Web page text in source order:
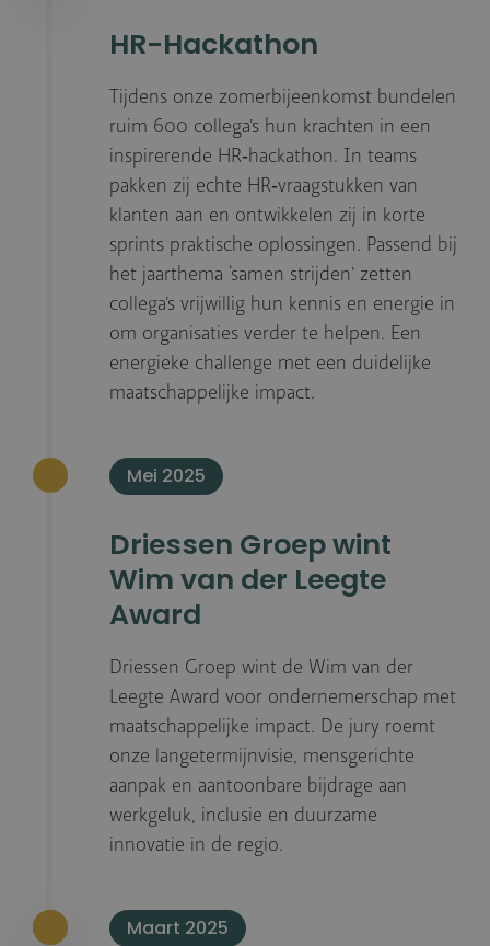
HR-Hackathon
Tijdens onze zomerbijeenkomst bundelen
ruim 600 collega’s hun krachten in een
inspirerende HR‑hackathon. In teams
pakken zij echte HR‑vraagstukken van
klanten aan en ontwikkelen zij in korte
sprints praktische oplossingen. Passend bij
het jaarthema ‘samen strijden’ zetten
collega’s vrijwillig hun kennis en energie in
om organisaties verder te helpen. Een
energieke challenge met een duidelijke
maatschappelijke impact.
Mei 2025
Driessen Groep wint
Wim van der Leegte
Award
Driessen Groep wint de Wim van der
Leegte Award voor ondernemerschap met
maatschappelijke impact. De jury roemt
onze langetermijnvisie, mensgerichte
aanpak en aantoonbare bijdrage aan
werkgeluk, inclusie en duurzame
innovatie in de regio.
Maart 2025